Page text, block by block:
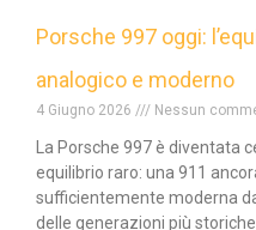
Porsche 997 oggi:
analogico e moderno
4 Giugno 2026 Nessun
La Porsche 997 è diventata
equilibrio raro: una 911
sufficientemente moderna
delle generazioni più storiche.